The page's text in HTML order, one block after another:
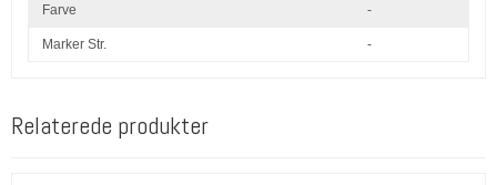
Farve -
Marker Str. -
Relaterede produkter